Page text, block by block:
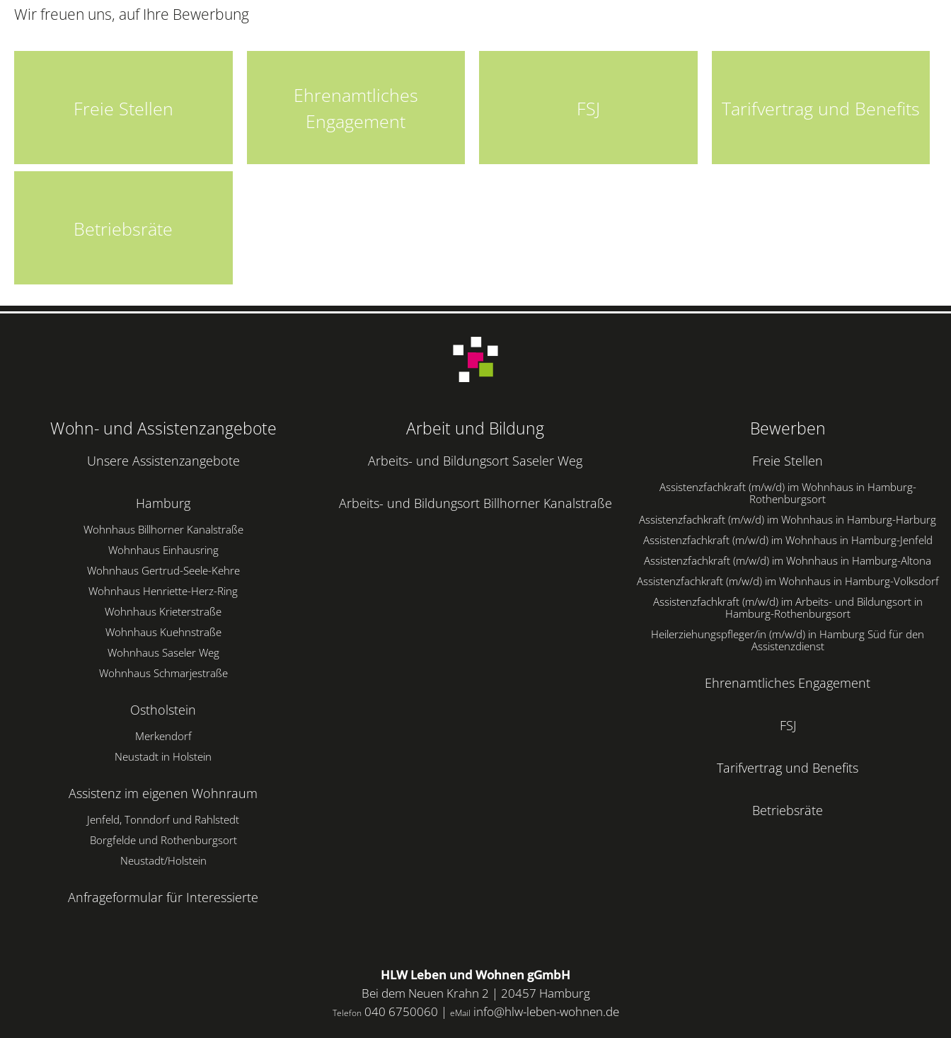
Wir freuen uns, auf Ihre Bewerbung
Freie Stellen
Ehrenamtliches
Engagement
FSJ Tarifvertrag und Benefits
Betriebsräte
Wohn- und Assistenzangebote
Unsere Assistenzangebote
Hamburg
Wohnhaus Billhorner Kanalstraße
Wohnhaus Einhausring
Wohnhaus Gertrud-Seele-Kehre
Wohnhaus Henriette-Herz-Ring
Wohnhaus Krieterstraße
Wohnhaus Kuehnstraße
Wohnhaus Saseler Weg
Wohnhaus Schmarjestraße
Ostholstein
Merkendorf
Neustadt in Holstein
Assistenz im eigenen Wohnraum
Jenfeld, Tonndorf und Rahlstedt
Borgfelde und Rothenburgsort
Neustadt/Holstein
Anfrageformular für Interessierte
Arbeit und Bildung
Arbeits- und Bildungsort Saseler Weg
Arbeits- und Bildungsort Billhorner Kanalstraße
Bewerben
Freie Stellen
Assistenzfachkraft (m/w/d) im Wohnhaus in Hamburg-
Rothenburgsort
Assistenzfachkraft (m/w/d) im Wohnhaus in Hamburg-Harburg
Assistenzfachkraft (m/w/d) im Wohnhaus in Hamburg-Jenfeld
Assistenzfachkraft (m/w/d) im Wohnhaus in Hamburg-Altona
Assistenzfachkraft (m/w/d) im Wohnhaus in Hamburg-Volksdorf
Assistenzfachkraft (m/w/d) im Arbeits- und Bildungsort in
Hamburg-Rothenburgsort
Heilerziehungspfleger/in (m/w/d) in Hamburg Süd für den
Assistenzdienst
Ehrenamtliches Engagement
FSJ
Tarifvertrag und Benefits
Betriebsräte
HLW Leben und Wohnen gGmbH
Bei dem Neuen Krahn 2 | 20457 Hamburg
Telefon 040 6750060 | eMail info@hlw-leben-wohnen.de